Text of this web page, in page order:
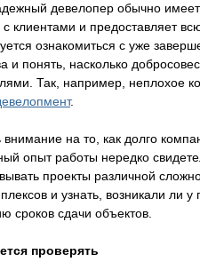
девелопер обычно
с клиентами и предоставляет
ознакомиться с уже
и понять, насколько
Так, например, неплохое
.
на то, как долго
опыт работы нередко
проекты различной
и узнать, возникали ли у
сроков сдачи объектов.
проверять